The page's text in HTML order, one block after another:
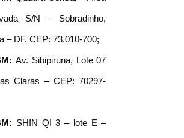
S/N – Sobradinho,
– DF. CEP: 73.010-700;
Av. Sibipiruna, Lote 07
Claras – CEP: 70297-
SHIN QI 3 – lote E –